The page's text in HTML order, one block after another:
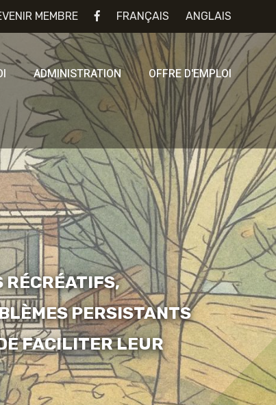
MEMBRE FRANÇAIS ANGLAIS
ADMINISTRATION OFFRE D'EMPLOI
RÉCRÉATIFS,
PERSISTANTS
FACILITER LEUR